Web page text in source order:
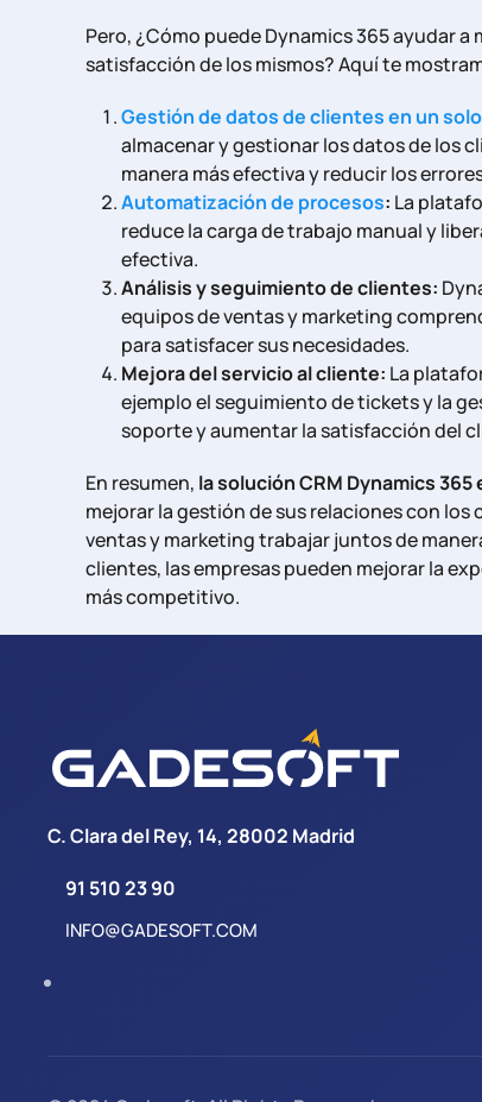
Pero, ¿Cómo puede Dynamics 365 ayudar
satisfacción de los mismos? Aquí te
Gestión de datos de clientes en un
almacenar y gestionar los datos de los
manera más efectiva y reducir los
Automatización de procesos: La
reduce la carga de trabajo manual y
efectiva.
Análisis y seguimiento de clientes:
equipos de ventas y marketing
para satisfacer sus necesidades.
Mejora del servicio al cliente: La
ejemplo el seguimiento de tickets y la
soporte y aumentar la satisfacción del
En resumen, la solución CRM Dynamics
mejorar la gestión de sus relaciones con
ventas y marketing trabajar juntos de
clientes, las empresas pueden mejorar la
más competitivo.
C. Clara del Rey, 14, 28002 Madrid
91 510 23 90
INFO@GADESOFT.COM